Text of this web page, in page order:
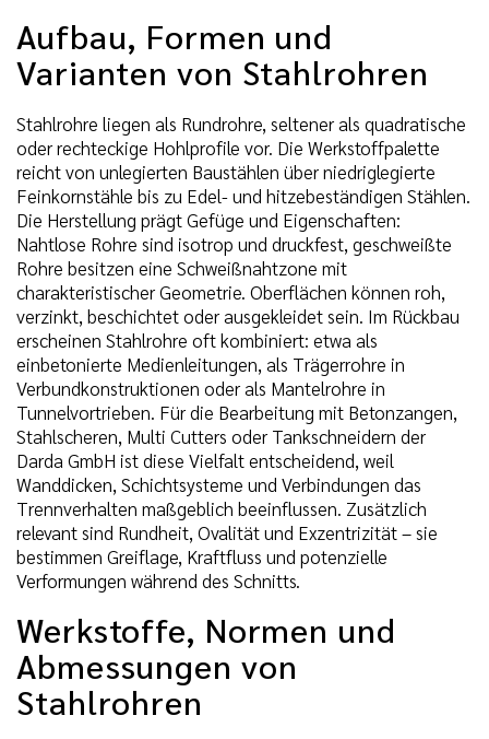
Aufbau, Formen und
Varianten von Stahlrohren
Stahlrohre liegen als Rundrohre, seltener als quadratische
oder rechteckige Hohlprofile vor. Die Werkstoffpalette
reicht von unlegierten Baustählen über niedriglegierte
Feinkornstähle bis zu Edel- und hitzebeständigen Stählen.
Die Herstellung prägt Gefüge und Eigenschaften:
Nahtlose Rohre sind isotrop und druckfest, geschweißte
Rohre besitzen eine Schweißnahtzone mit
charakteristischer Geometrie. Oberflächen können roh,
verzinkt, beschichtet oder ausgekleidet sein. Im Rückbau
erscheinen Stahlrohre oft kombiniert: etwa als
einbetonierte Medienleitungen, als Trägerrohre in
Verbundkonstruktionen oder als Mantelrohre in
Tunnelvortrieben. Für die Bearbeitung mit Betonzangen,
Stahlscheren, Multi Cutters oder Tankschneidern der
Darda GmbH ist diese Vielfalt entscheidend, weil
Wanddicken, Schichtsysteme und Verbindungen das
Trennverhalten maßgeblich beeinflussen. Zusätzlich
relevant sind Rundheit, Ovalität und Exzentrizität – sie
bestimmen Greiflage, Kraftfluss und potenzielle
Verformungen während des Schnitts.
Werkstoffe, Normen und
Abmessungen von
Stahlrohren